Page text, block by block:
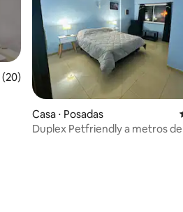
uma avaliação média de 5, 20
Casa ⋅ Posadas
Duplex Petfriendly a metros